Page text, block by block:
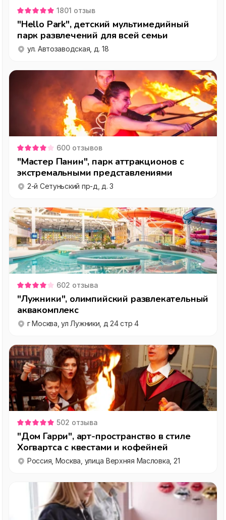
1801 отзыв
"Hello Park", детский мультимедийный
парк развлечений для всей семьи
ул. Автозаводская, д. 18
600 отзывов
"Мастер Панин", парк аттракционов с
экстремальными представлениями
2-й Сетуньский пр-д, д. 3
602 отзыва
"Лужники", олимпийский развлекательный
аквакомплекс
г Москва, ул Лужники, д 24 стр 4
502 отзыва
"Дом Гарри", арт-пространство в стиле
Хогвартса с квестами и кофейней
Россия, Москва, улица Верхняя Масловка, 21